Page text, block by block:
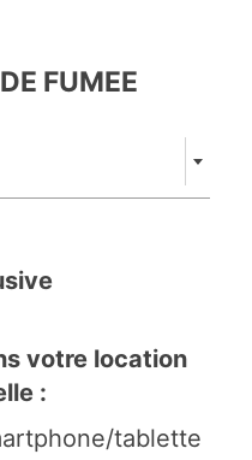
FUMEE
votre location
:
tablette